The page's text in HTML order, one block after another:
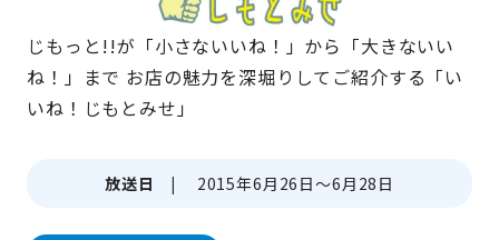
じもっと!!が「小さないいね！」から「大きないい
ね！」まで お店の魅力を深堀りしてご紹介する「い
いね！じもとみせ」
放送日 | 2015年6月26日～6月28日